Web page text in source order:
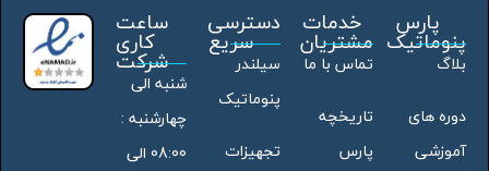
پارس
پنوماتیک
بلاگ
دوره های
آموزشی
خدمات
مشتریان
تماس با ما
تاریخچه
پارس
دسترسی
سریع
سیلندر
پنوماتیک
تجهیزات
ساعت
کاری
شرکت
شنبه الی
چهارشنبه :
08:00 الی